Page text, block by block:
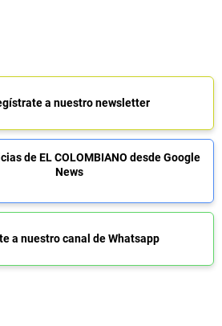
a nuestro newsletter
de EL COLOMBIANO desde Google
News
a nuestro canal de Whatsapp